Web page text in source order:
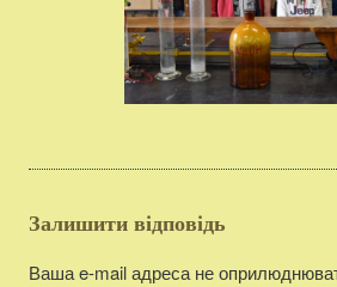
Залишити відповідь
Ваша e-mail адреса не